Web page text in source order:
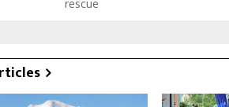
rescue